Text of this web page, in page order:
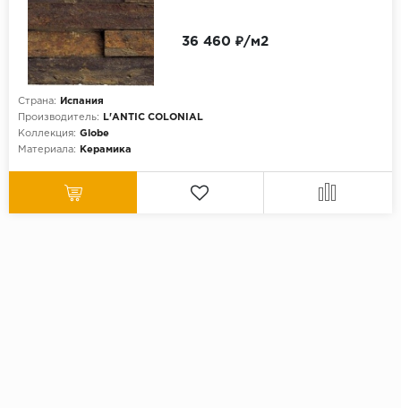
Страна:
Испания
Производитель:
L'ANTIC COLONIAL
Коллекция: Globe
Материала:
Керамика
36 460 ₽/м2